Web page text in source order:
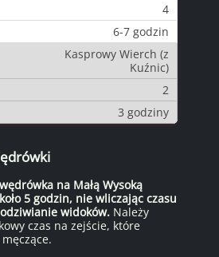
4
6-7 godzin
Kasprowy Wierch (z
Kuźnic)
2
3 godziny
na Małą Wysoką
5 godzin, nie wliczając czasu
widoków. Należy
czas na zejście, które